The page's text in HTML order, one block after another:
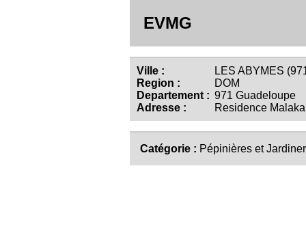
EVMG
Ville :
LES ABYMES
Region :
DOM
Departement : 971 Guadeloupe
Adresse :
Residence
Catégorie : Pépinières et